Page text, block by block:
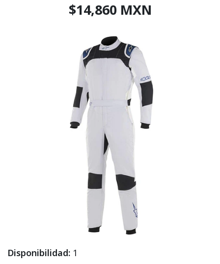
$14,860 MXN
Disponibilidad: 1